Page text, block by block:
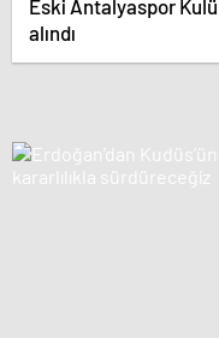
Eski Antalyaspor
alındı